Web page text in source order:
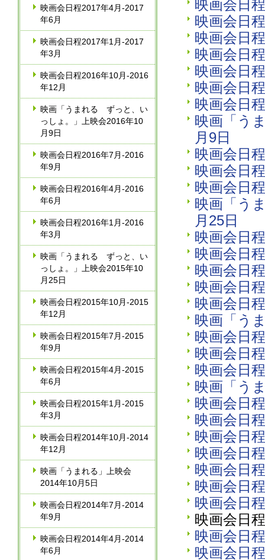
映画会日程2017年4月‐2017
年6月
映画会日程2017年1月‐2017
年3月
映画会日程2016年10月‐2016
年12月
映画「うまれる ずっと、い
っしょ。」上映会2016年10
月9日
映画会日程2016年7月‐2016
年9月
映画会日程2016年4月‐2016
年6月
映画会日程2016年1月‐2016
年3月
映画「うまれる ずっと、い
っしょ。」上映会2015年10
月25日
映画会日程2015年10月‐2015
年12月
映画会日程2015年7月‐2015
年9月
映画会日程2015年4月‐2015
年6月
映画会日程2015年1月‐2015
年3月
映画会日程2014年10月‐2014
年12月
映画「うまれる」上映会
2014年10月5日
映画会日程2014年7月‐2014
年9月
映画会日程2014年4月‐2014
年6月
映画会日
映画会日
映画会日
映画会日
映画会日
映画会日
映画会日
映画「う
月9日
映画会日
映画会日
映画会日
映画「う
月25日
映画会日
映画会日
映画会日
映画会日
映画会日
映画「う
映画会日
映画会日
映画会日
映画「う
映画会日
映画会日
映画会日
映画会日
映画会日
映画会日
映画会日
映画会日
映画会日
映画会日